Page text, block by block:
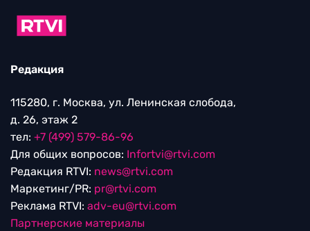
Редакция
115280, г. Москва, ул. Ленинская слобода,
д. 26, этаж 2
тел: +7 (499) 579-86-96
Для общих вопросов: Infortvi@rtvi.com
Редакция RTVI: news@rtvi.com
Маркетинг/PR: pr@rtvi.com
Реклама RTVI: adv-eu@rtvi.com
Партнерские материалы